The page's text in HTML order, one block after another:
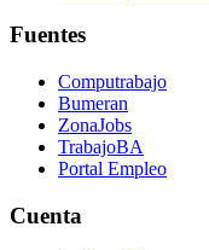
Fuentes
Computrabajo
Bumeran
ZonaJobs
TrabajoBA
Portal Empleo
Cuenta